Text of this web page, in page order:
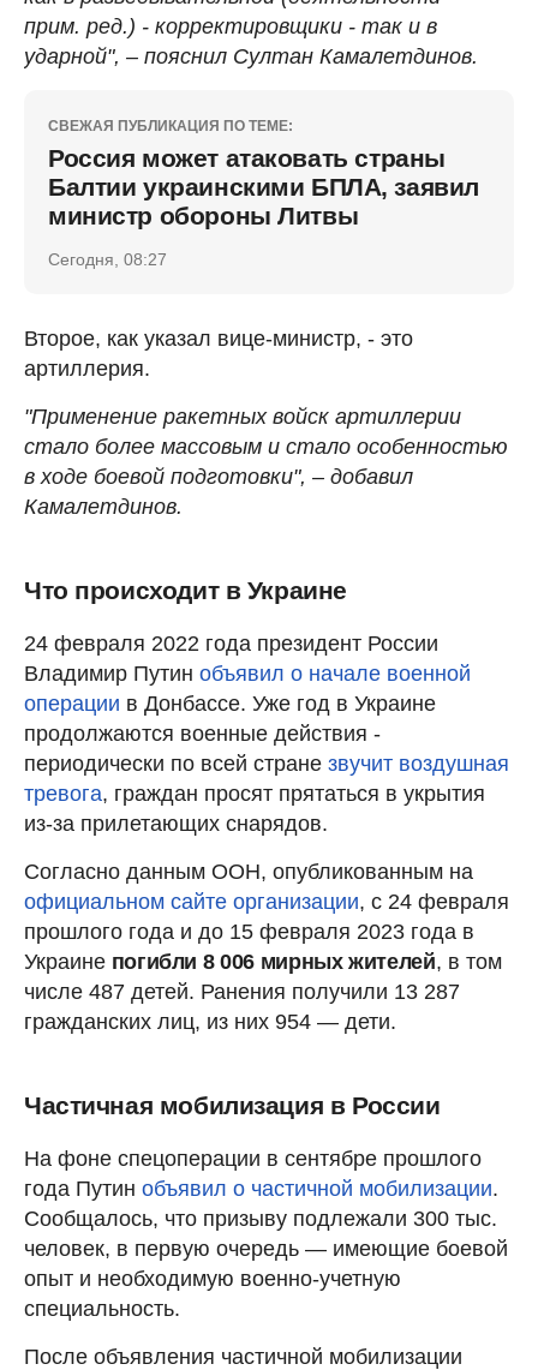
прим. ред.) - корректировщики - так и в
ударной", – пояснил Султан Камалетдинов.
СВЕЖАЯ ПУБЛИКАЦИЯ ПО ТЕМЕ:
Россия может атаковать страны
Балтии украинскими БПЛА, заявил
министр обороны Литвы
Сегодня, 08:27
Второе, как указал вице-министр, - это
артиллерия.
"Применение ракетных войск артиллерии
стало более массовым и стало особенностью
в ходе боевой подготовки", – добавил
Камалетдинов.
Что происходит в Украине
24 февраля 2022 года президент России
Владимир Путин объявил о начале военной
операции в Донбассе. Уже год в Украине
продолжаются военные действия -
периодически по всей стране звучит воздушная
тревога, граждан просят прятаться в укрытия
из-за прилетающих снарядов.
Согласно данным ООН, опубликованным на
официальном сайте организации, с 24 февраля
прошлого года и до 15 февраля 2023 года в
Украине погибли 8 006 мирных жителей, в том
числе 487 детей. Ранения получили 13 287
гражданских лиц, из них 954 — дети.
Частичная мобилизация в России
На фоне спецоперации в сентябре прошлого
года Путин объявил о частичной мобилизации.
Сообщалось, что призыву подлежали 300 тыс.
человек, в первую очередь — имеющие боевой
опыт и необходимую военно-учетную
специальность.
После объявления частичной мобилизации